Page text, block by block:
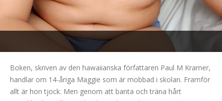
Boken, skriven av den hawaiianska författaren Paul M Kramer,
handlar om 14-åriga Maggie som är mobbad i skolan. Framför
allt är hon tjock. Men genom att banta och träna hårt